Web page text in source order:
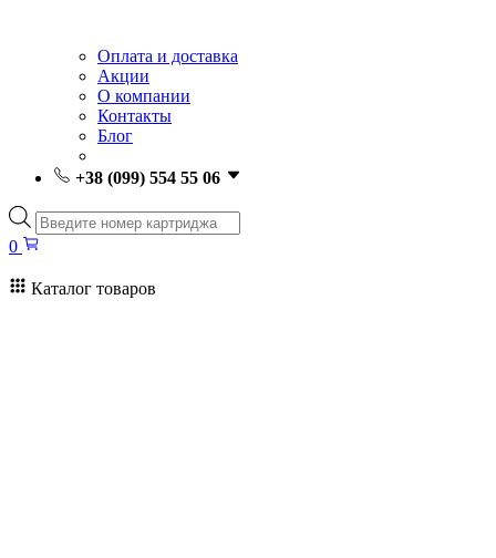
Оплата и доставка
Акции
О компании
Контакты
Блог
+38 (099) 554 55 06
Поиск
товаров
0
Каталог товаров